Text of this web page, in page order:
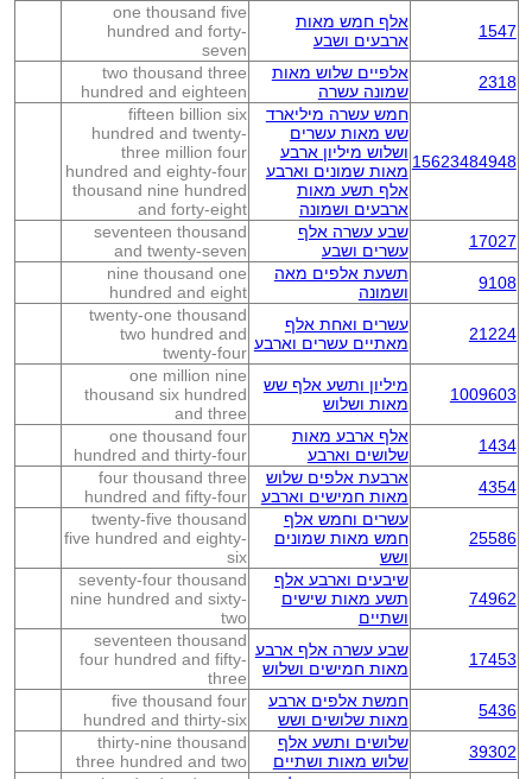
1547
אלף חמש מאות
ארבעים ושבע
one thousand five
hundred and forty-
seven
2318
אלפיים שלוש מאות
שמונה עשרה
two thousand three
hundred and eighteen
15623484948
חמש עשרה מיליארד
שש מאות עשרים
ושלוש מיליון ארבע
מאות שמונים וארבע
אלף תשע מאות
ארבעים ושמונה
fifteen billion six
hundred and twenty-
three million four
hundred and eighty-four
thousand nine hundred
and forty-eight
17027
שבע עשרה אלף
עשרים ושבע
seventeen thousand
and twenty-seven
9108
תשעת אלפים מאה
ושמונה
nine thousand one
hundred and eight
21224
עשרים ואחת אלף
מאתיים עשרים וארבע
twenty-one thousand
two hundred and
twenty-four
1009603
מיליון ותשע אלף שש
מאות ושלוש
one million nine
thousand six hundred
and three
1434
אלף ארבע מאות
שלושים וארבע
one thousand four
hundred and thirty-four
4354
ארבעת אלפים שלוש
מאות חמישים וארבע
four thousand three
hundred and fifty-four
25586
עשרים וחמש אלף
חמש מאות שמונים
ושש
twenty-five thousand
five hundred and eighty-
six
74962
שיבעים וארבע אלף
תשע מאות שישים
ושתיים
seventy-four thousand
nine hundred and sixty-
two
17453
שבע עשרה אלף ארבע
מאות חמישים ושלוש
seventeen thousand
four hundred and fifty-
three
5436
חמשת אלפים ארבע
מאות שלושים ושש
five thousand four
hundred and thirty-six
39302
שלושים ותשע אלף
שלוש מאות ושתיים
thirty-nine thousand
three hundred and two